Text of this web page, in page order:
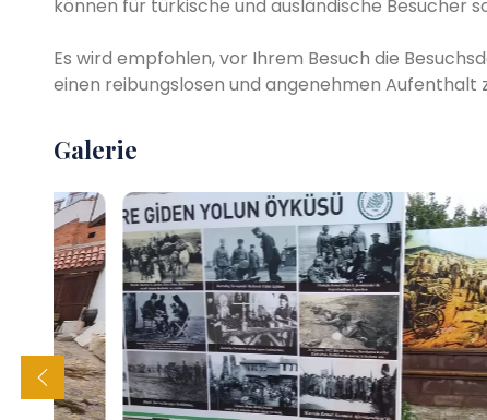
können für türkische und ausländische Besucher
Es wird empfohlen, vor Ihrem Besuch die
einen reibungslosen und angenehmen Aufenthalt
Galerie